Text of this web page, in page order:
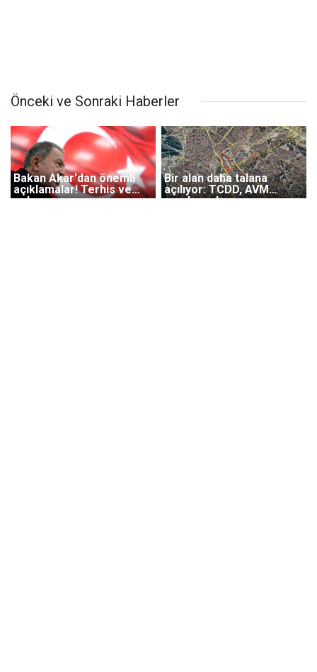
Önceki ve Sonraki Haberler
Bakan Akar'dan önemli
açıklamalar! Terhis ve
celp...
Bir alan daha talana
açılıyor: TCDD, AVM
sevdasından